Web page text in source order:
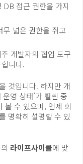
DB 접근 권한을 가지
무 넓은 권한을 쥐고
개발자의 협업 도구
니다.
것입니다. 하지만 개
운영 상태’가 훨씬 중
볼 수 있으며, 언제 회
명확히 설명할 수 있
라이프사이클에 맞